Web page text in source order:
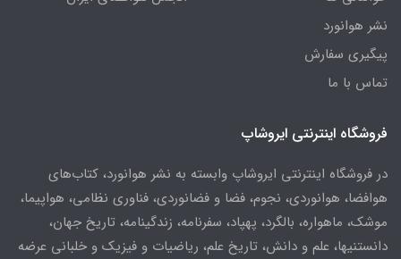
نشر هوانورد
پیگیری سفارش
تماس با ما
فروشگاه اینترنتی ایروشاپ
در فروشگاه اینترنتی ایروشاپ وابسته به نشر هوانورد، کتاب‌های
هوافضا، هوانوردی، نجوم، فضا و فضانوردی، فناوری نظامی، هواپیما،
موشک، ماهواره، بالگرد، پهپاد، سفرنامه، زندگینامه، تاریخ جهان،
دانستنیها، علم و دانش، تاریخ علم، ریاضیات و فیزیک و خلبانی عرضه